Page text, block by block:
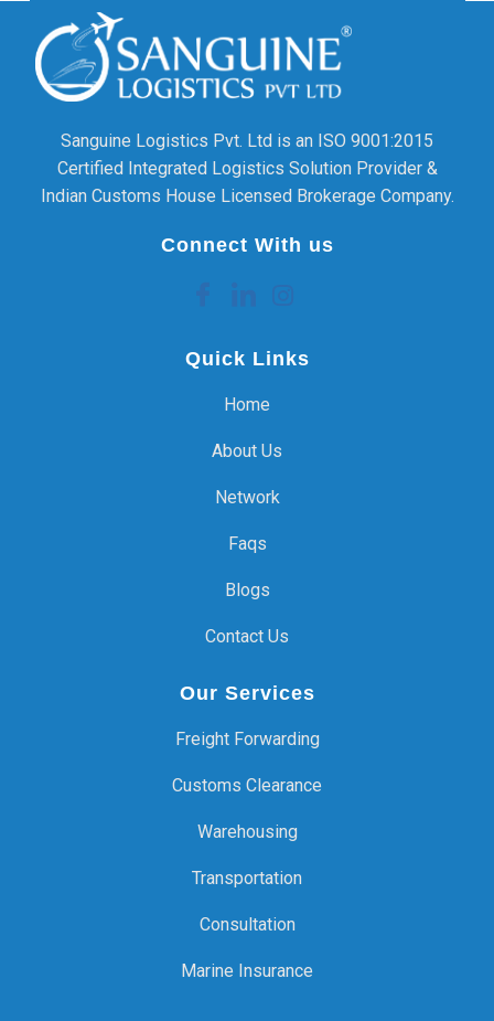
Sanguine Logistics Pvt. Ltd is an ISO 9001:2015
Certified Integrated Logistics Solution Provider &
Indian Customs House Licensed Brokerage Company.
Connect With us
Quick Links
Home
About Us
Network
Faqs
Blogs
Contact Us
Our Services
Freight Forwarding
Customs Clearance
Warehousing
Transportation
Consultation
Marine Insurance